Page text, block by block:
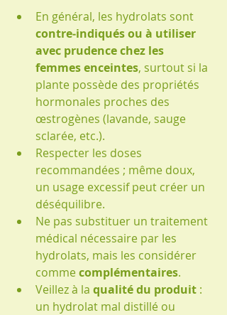
En général, les hydrolats sont
contre‑indiqués ou à utiliser
avec prudence chez les
femmes enceintes, surtout si la
plante possède des propriétés
hormonales proches des
œstrogènes (lavande, sauge
sclarée, etc.).
Respecter les doses
recommandées ; même doux,
un usage excessif peut créer un
déséquilibre.
Ne pas substituer un traitement
médical nécessaire par les
hydrolats, mais les considérer
comme complémentaires.
Veillez à la qualité du produit :
un hydrolat mal distillé ou